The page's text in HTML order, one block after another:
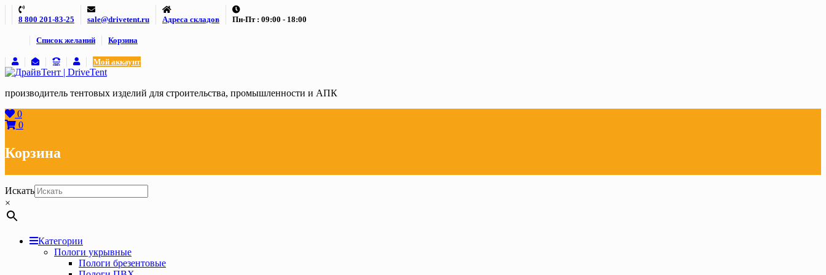
Skip
8 800 201-83-25 sale@drivetent.ru Адреса складов Пн-Пт : 09:00 - 18:00
Список желаний Корзина
Мой аккаунт
производитель тентовых изделий для строительства, промышленности и АПК
0
0
Корзина
Искать
×
Категории
Пологи укрывные
Пологи брезентовые